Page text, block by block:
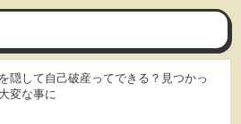
隠して自己破産ってできる？見つかっ
変な事に